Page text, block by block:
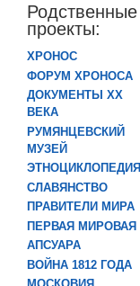
Родственные
проекты:
ХРОНОС
ФОРУМ ХРОНОСА
ДОКУМЕНТЫ XX
ВЕКА
РУМЯНЦЕВСКИЙ
МУЗЕЙ
ЭТНОЦИКЛОПЕДИЯ
СЛАВЯНСТВО
ПРАВИТЕЛИ МИРА
ПЕРВАЯ МИРОВАЯ
АПСУАРА
ВОЙНА 1812 ГОДА